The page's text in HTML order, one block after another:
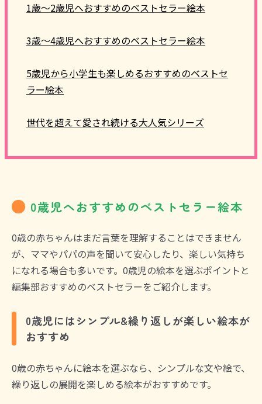
1歳～2歳児へおすすめのベストセラー絵本
3歳～4歳児へおすすめのベストセラー絵本
5歳児から小学生も楽しめるおすすめのベストセ
ラー絵本
世代を超えて愛され続ける大人気シリーズ
0歳児へおすすめのベストセラー絵本
0歳の赤ちゃんはまだ言葉を理解することはできません
が、ママやパパの声を聞いて安心したり、楽しい気持ち
になれる場合も多いです。0歳児の絵本を選ぶポイントと
編集部おすすめのベストセラーをご紹介します。
0歳児にはシンプル&繰り返しが楽しい絵本が
おすすめ
0歳の赤ちゃんに絵本を選ぶなら、シンプルな文や絵で、
繰り返しの展開を楽しめる絵本がおすすめです。